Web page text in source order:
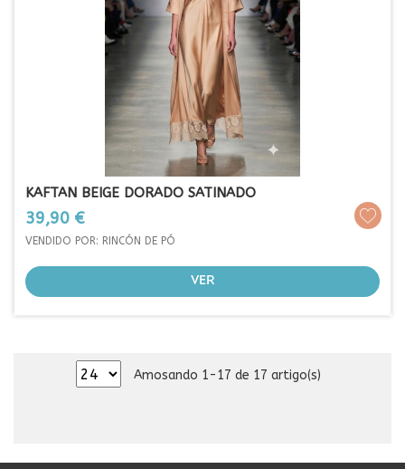
KAFTAN BEIGE DORADO SATINADO
Prezo
39,90 €
VENDIDO POR: RINCÓN DE PÓ
VER
Amosando 1-17 de 17 artigo(s)